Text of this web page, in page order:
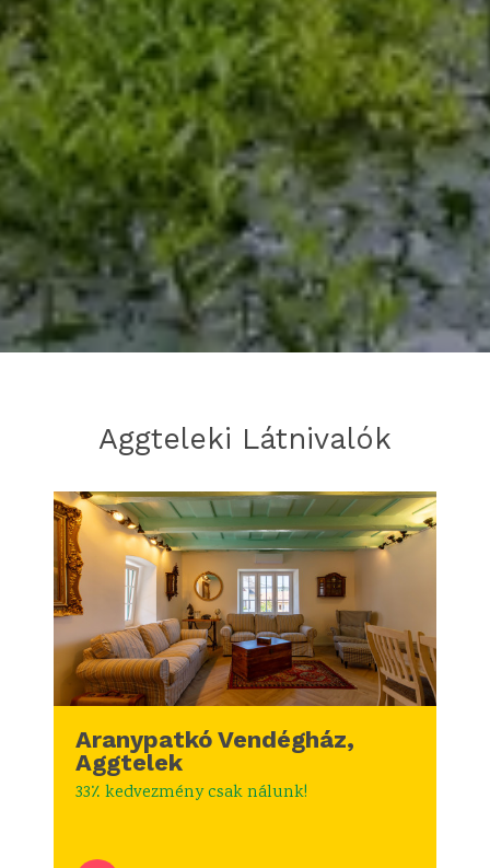
Aggteleki Látnivalók
Aranypatkó Vendégház,
Aggtelek
33٪ kedvezmény csak nálunk!